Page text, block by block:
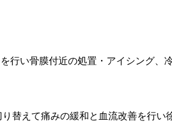
行い骨膜付近の処置・アイシング、
替えて痛みの緩和と血流改善を行い